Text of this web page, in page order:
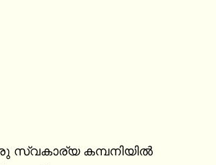
സ്വകാര്യ കമ്പനിയിൽ